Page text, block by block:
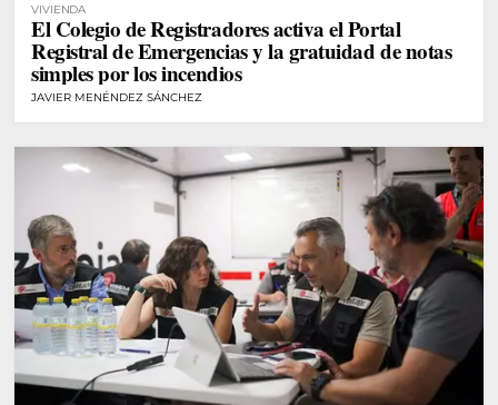
VIVIENDA
El Colegio de Registradores activa el Portal
Registral de Emergencias y la gratuidad de notas
simples por los incendios
JAVIER MENÉNDEZ SÁNCHEZ